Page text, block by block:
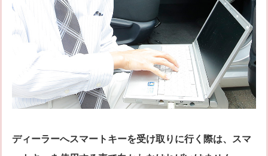
ディーラーへスマートキーを受け取りに行く際は、スマ